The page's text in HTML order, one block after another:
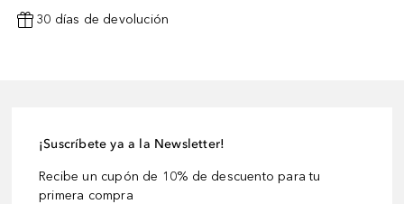
30 días de devolución
¡Suscríbete ya a la Newsletter!
Recibe un cupón de 10% de descuento para tu
primera compra